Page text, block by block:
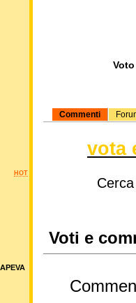
Commenti
vota
Voti e
HOT